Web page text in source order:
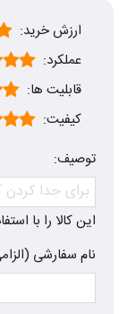
ارزش خرید:
عملکرد:
قابلیت ها:
کیفیت:
توصیف:
این کالا را با
نام سفارشی